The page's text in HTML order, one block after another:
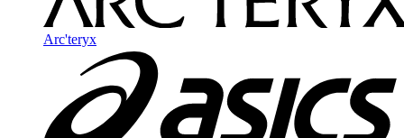
Arc'teryx